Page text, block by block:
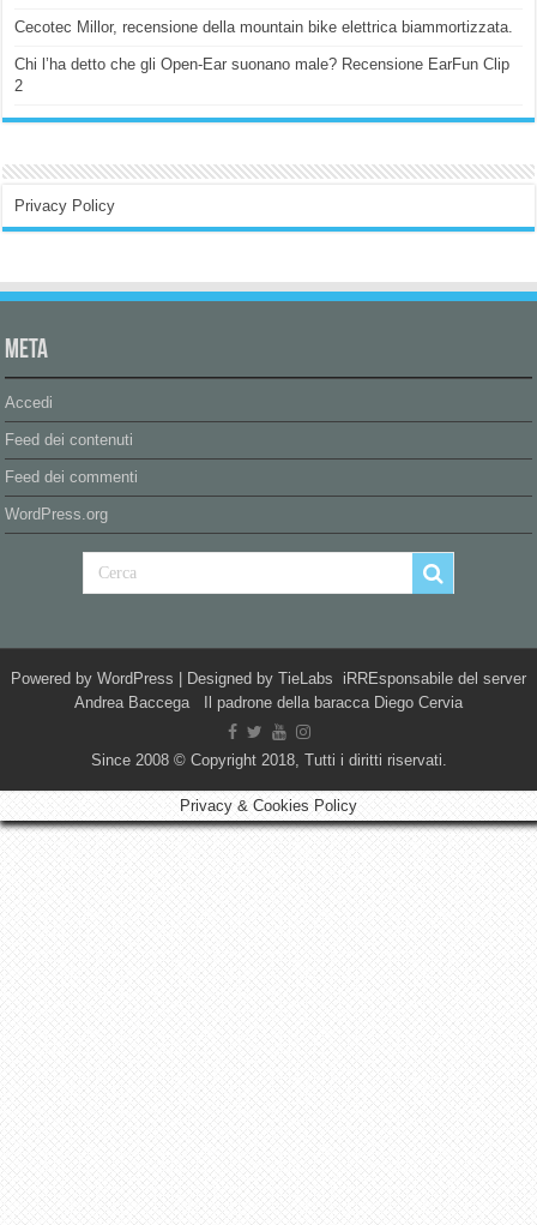
Cecotec Millor, recensione della mountain bike elettrica biammortizzata.
Chi l’ha detto che gli Open-Ear suonano male? Recensione EarFun Clip
2
Privacy Policy
Meta
Accedi
Feed dei contenuti
Feed dei commenti
WordPress.org
Powered by WordPress | Designed by TieLabs iRREsponsabile del server
Andrea Baccega Il padrone della baracca Diego Cervia
Since 2008 © Copyright 2018, Tutti i diritti riservati.
Privacy & Cookies Policy